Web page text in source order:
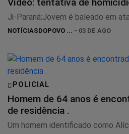
Ji-Paraná:Jovem é baleado em
NOTÍCIASDOPOVO ... - 03 DE AGO
POLICIAL
Homem de 64 anos é
de residência .
Um homem identificado como